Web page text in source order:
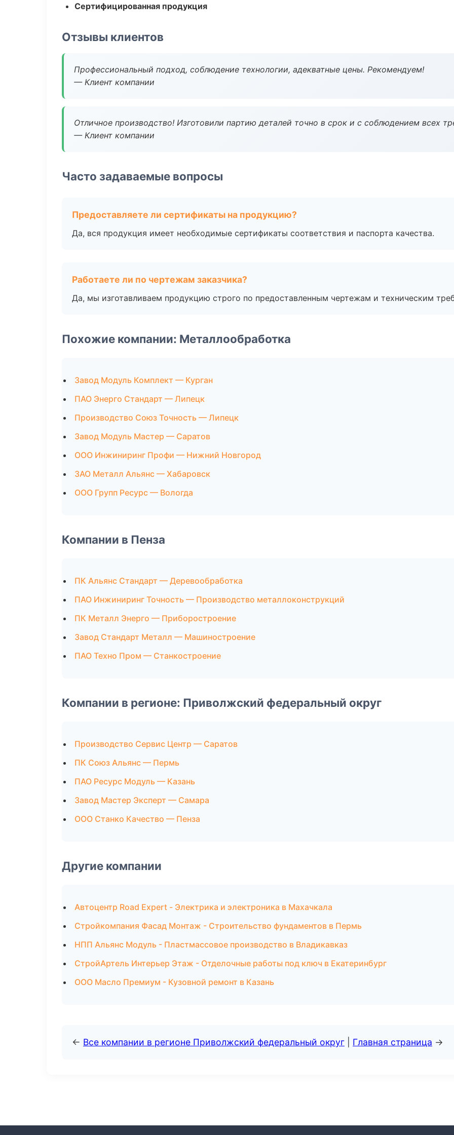
Сертифицированная продукция
Отзывы клиентов
Профессиональный подход, соблюдение технологии, адекватные цены. Рекомендуем!
— Клиент компании
Отличное производство! Изготовили партию деталей точно в срок и с соблюдением всех
— Клиент компании
Часто задаваемые вопросы
Предоставляете ли сертификаты на продукцию?
Да, вся продукция имеет необходимые сертификаты соответствия и паспорта качества.
Работаете ли по чертежам заказчика?
Да, мы изготавливаем продукцию строго по предоставленным чертежам и техническим
Похожие компании: Металлообработка
Завод Модуль Комплект — Курган
ПАО Энерго Стандарт — Липецк
Производство Союз Точность — Липецк
Завод Модуль Мастер — Саратов
ООО Инжиниринг Профи — Нижний Новгород
ЗАО Металл Альянс — Хабаровск
ООО Групп Ресурс — Вологда
Компании в Пенза
ПК Альянс Стандарт — Деревообработка
ПАО Инжиниринг Точность — Производство металлоконструкций
ПК Металл Энерго — Приборостроение
Завод Стандарт Металл — Машиностроение
ПАО Техно Пром — Станкостроение
Компании в регионе: Приволжский федеральный округ
Производство Сервис Центр — Саратов
ПК Союз Альянс — Пермь
ПАО Ресурс Модуль — Казань
Завод Мастер Эксперт — Самара
ООО Станко Качество — Пенза
Другие компании
Автоцентр Road Expert - Электрика и электроника в Махачкала
Стройкомпания Фасад Монтаж - Строительство фундаментов в Пермь
НПП Альянс Модуль - Пластмассовое производство в Владикавказ
СтройАртель Интерьер Этаж - Отделочные работы под ключ в Екатеринбург
ООО Масло Премиум - Кузовной ремонт в Казань
← Все компании в регионе Приволжский федеральный округ Главная страница →